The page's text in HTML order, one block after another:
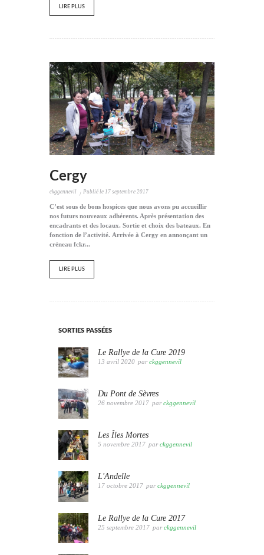
LIRE PLUS
Cergy
ckggennevil Publié le17 septembre 2017
C’est sous de bons hospices que nous avons pu accueillir
nos futurs nouveaux adhérents. Après présentation des
encadrants et des locaux. Sortie et choix des bateaux. En
fonction de l’activité. Arrivée à Cergy en annonçant un
créneau fckr...
LIRE PLUS
SORTIES PASSÉES
Le Rallye de la Cure 2019
13 avril 2020 parckggennevil
Du Pont de Sèvres
26 novembre 2017 parckggennevil
Les Îles Mortes
5 novembre 2017 parckggennevil
L'Andelle
17 octobre 2017 parckggennevil
Le Rallye de la Cure 2017
25 septembre 2017 parckggennevil